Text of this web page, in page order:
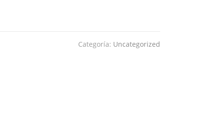
Categoría: Uncategorized